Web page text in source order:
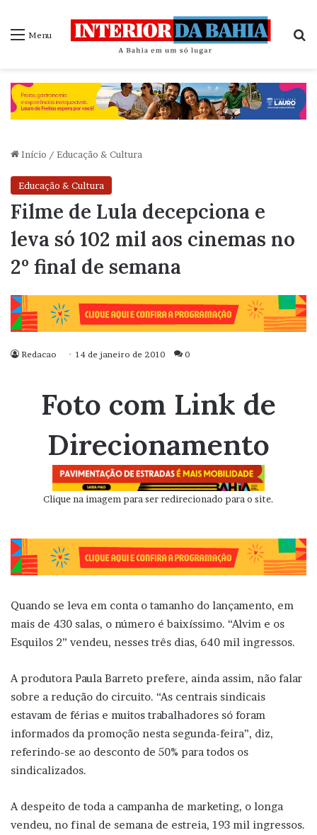
Menu
Início / Educação & Cultura
Educação & Cultura
Filme de Lula decepciona e
leva só 102 mil aos cinemas no
2º final de semana
Redacao 14 de janeiro de 2010 0
Foto com Link de
Direcionamento
Clique na imagem para ser redirecionado para o site.
Quando se leva em conta o tamanho do lançamento, em
mais de 430 salas, o número é baixíssimo. “Alvim e os
Esquilos 2” vendeu, nesses três dias, 640 mil ingressos.
A produtora Paula Barreto prefere, ainda assim, não falar
sobre a redução do circuito. “As centrais sindicais
estavam de férias e muitos trabalhadores só foram
informados da promoção nesta segunda-feira”, diz,
referindo-se ao desconto de 50% para todos os
sindicalizados.
A despeito de toda a campanha de marketing, o longa
vendeu, no final de semana de estreia, 193 mil ingressos.